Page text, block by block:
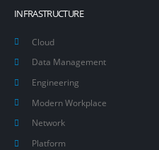
INFRASTRUCTURE
Cloud
Data Management
Engineering
Modern Workplace
Network
Platform